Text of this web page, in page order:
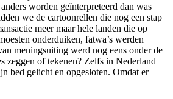
worden geïnterpreteerd dan was
we de cartoonrellen die nog een stap
meer maar hele landen die op
onderduiken, fatwa’s werden
meningsuiting werd nog eens onder de
zeggen of tekenen? Zelfs in Nederland
bed gelicht en opgesloten. Omdat er